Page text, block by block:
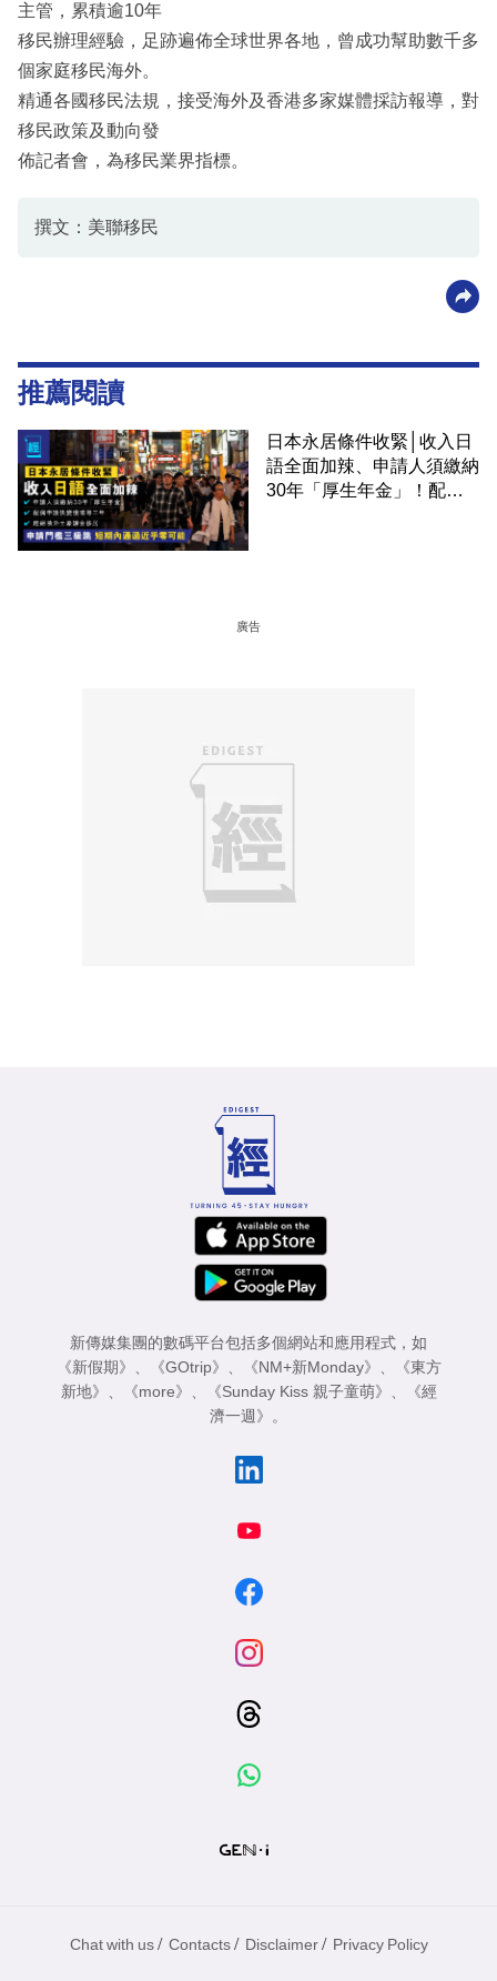
主管，累積逾10年
移民辦理經驗，足跡遍佈全球世界各地，曾成功幫助數千多
個家庭移民海外。
精通各國移民法規，接受海外及香港多家媒體採訪報導，對
移民政策及動向發
佈記者會，為移民業界指標。
撰文：美聯移民
推薦閱讀
日本永居條件收緊│收入日
語全面加辣、申請人須繳納
30年「厚生年金」！配偶
廣告
新傳媒集團的數碼平台包括多個網站和應用程式，如
《新假期》 、 《GOtrip》 、 《NM+新Monday》 、
《東方
新地》 、 《more》 、 《Sunday Kiss 親子童萌》 、
《經
濟一週》 。
Chat with us / Contacts / Disclaimer / Privacy Policy